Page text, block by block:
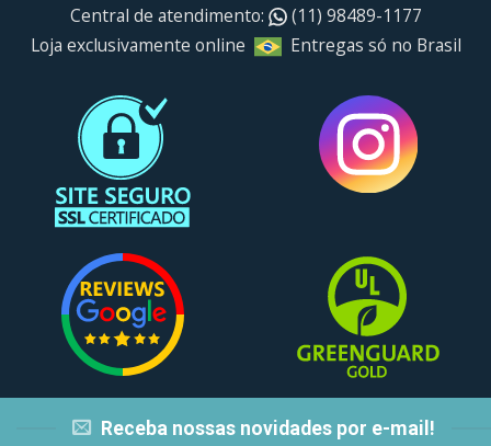
Central de atendimento:
(11) 98489-1177
Loja exclusivamente online
Entregas só no Brasil
Receba nossas novidades por e-mail!